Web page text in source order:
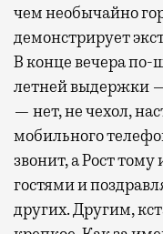
чем необычайно
демонстрирует
В конце вечера
летней выдержки
— нет, не чехол,
мобильного
звонит, а Рост
гостями и
других. Другим,